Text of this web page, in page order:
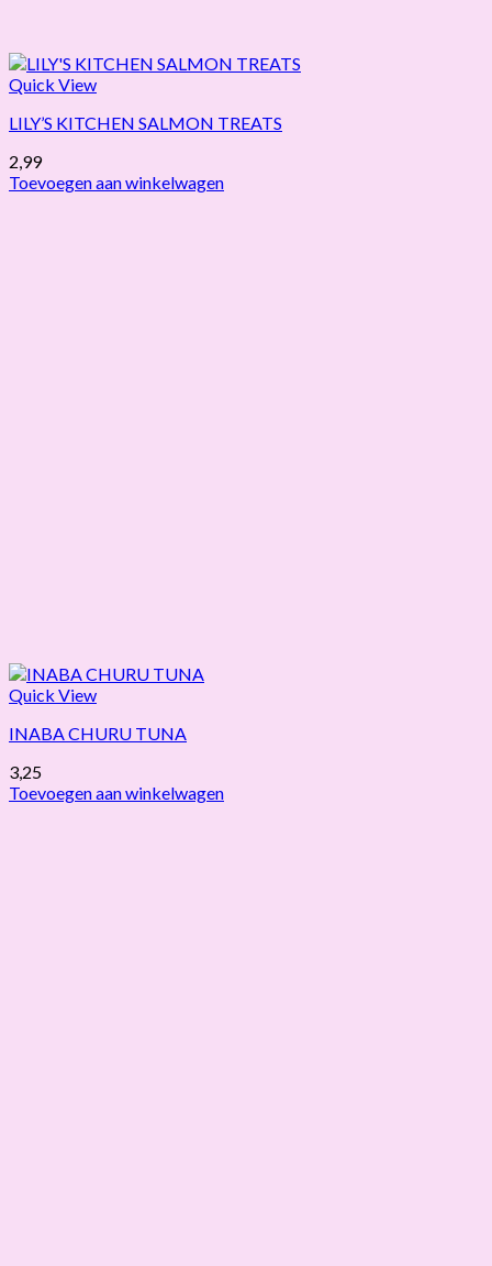
Quick View
LILY’S KITCHEN SALMON TREATS
2,99
Toevoegen aan winkelwagen
Quick View
INABA CHURU TUNA
3,25
Toevoegen aan winkelwagen